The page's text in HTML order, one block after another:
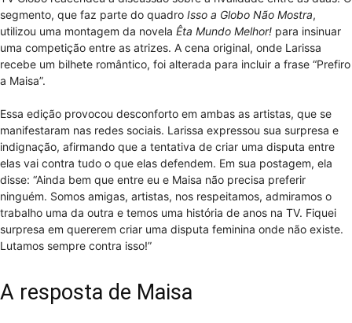
segmento, que faz parte do quadro Isso a Globo Não Mostra,
utilizou uma montagem da novela Êta Mundo Melhor! para insinuar
uma competição entre as atrizes. A cena original, onde Larissa
recebe um bilhete romântico, foi alterada para incluir a frase “Prefiro
a Maisa”.
Essa edição provocou desconforto em ambas as artistas, que se
manifestaram nas redes sociais. Larissa expressou sua surpresa e
indignação, afirmando que a tentativa de criar uma disputa entre
elas vai contra tudo o que elas defendem. Em sua postagem, ela
disse: “Ainda bem que entre eu e Maisa não precisa preferir
ninguém. Somos amigas, artistas, nos respeitamos, admiramos o
trabalho uma da outra e temos uma história de anos na TV. Fiquei
surpresa em quererem criar uma disputa feminina onde não existe.
Lutamos sempre contra isso!”
A resposta de Maisa